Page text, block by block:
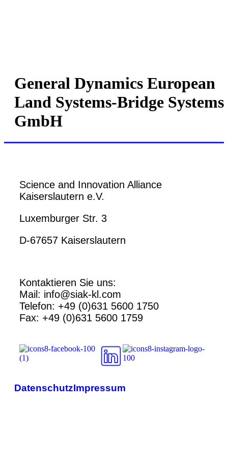
General Dynamics European
Land Systems-Bridge Systems
GmbH
Science and Innovation Alliance
Kaiserslautern e.V.
Luxemburger Str. 3
D-67657 Kaiserslautern
Kontaktieren Sie uns:
Mail: info@siak-kl.com
Telefon: +49 (0)631 5600 1750
Fax: +49 (0)631 5600 1759
DatenschutzImpressum